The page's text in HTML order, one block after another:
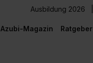
Ausbildung 2026
Azubi-Magazin Ratgeber